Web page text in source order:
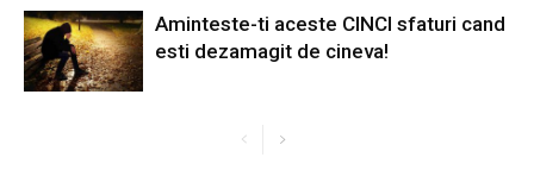
Aminteste-ti aceste CINCI sfaturi cand
esti dezamagit de cineva!